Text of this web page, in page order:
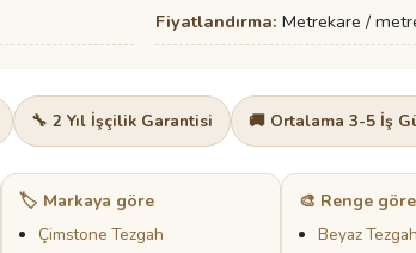
Fiyatlandırma: Metrekare /
🔧 2 Yıl İşçilik Garantisi 🚚 Ortalama 3-5 İş
🏷️ Markaya göre
Çimstone Tezgah
🎨 Renge göre
Beyaz Tezgah